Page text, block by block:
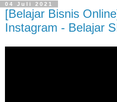
04 Juli 2021
[Belajar Bisnis
Instagram - Belajar